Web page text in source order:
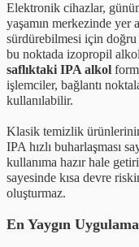
Elektronik cihazlar,
yaşamın merkezinde yer
sürdürebilmesi için doğru
bu noktada izopropil
saflıktaki IPA alkol
işlemciler, bağlantı
kullanılabilir.
Klasik temizlik
IPA hızlı buharlaşması
kullanıma hazır hale
sayesinde kısa devre
oluşturmaz.
En Yaygın